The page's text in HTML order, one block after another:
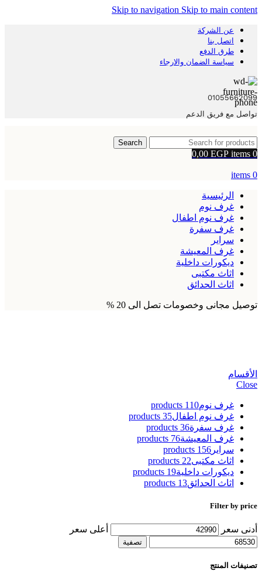
Skip to navigation Skip to main content
عن الشركة
اتصل بنا
طرق الدفع
سياسة الضمان والارجاء
01055662099
تواصل مع فريق الدعم
Search
0
items
0,00 EGP
0
items
الرئيسية
غرف نوم
غرف نوم اطفال
غرف سفرة
سراير
غرف المعيشة
ديكورات داخلية
اثاث مكتبى
اثاث الحدائق
توصيل مجانى وخصومات تصل الى 20 %
الأقسام
Close
غرف نوم110 products
غرف نوم اطفال35 products
غرف سفرة36 products
غرف المعيشة76 products
سراير 156 products
اثاث مكتبى22 products
ديكورات داخلية19 products
اثاث الحدائق13 products
Filter by price
أدنى سعر أعلى سعر
تصفية
تصنيفات المنتج